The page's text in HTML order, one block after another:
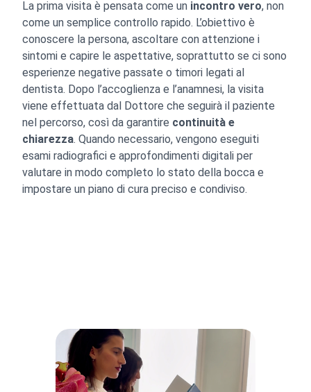
La prima visita è pensata come un incontro vero, non
come un semplice controllo rapido. L’obiettivo è
conoscere la persona, ascoltare con attenzione i
sintomi e capire le aspettative, soprattutto se ci sono
esperienze negative passate o timori legati al
dentista. Dopo l’accoglienza e l’anamnesi, la visita
viene effettuata dal Dottore che seguirà il paziente
nel percorso, così da garantire continuità e
chiarezza. Quando necessario, vengono eseguiti
esami radiografici e approfondimenti digitali per
valutare in modo completo lo stato della bocca e
impostare un piano di cura preciso e condiviso.